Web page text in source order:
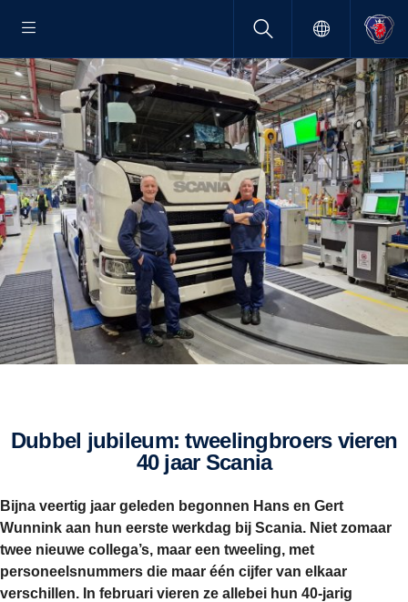
Dubbel jubileum: tweelingbroers vieren
40 jaar Scania
Bijna veertig jaar geleden begonnen Hans en Gert
Wunnink aan hun eerste werkdag bij Scania. Niet zomaar
twee nieuwe collega’s, maar een tweeling, met
personeelsnummers die maar één cijfer van elkaar
verschillen. In februari vieren ze allebei hun 40-jarig